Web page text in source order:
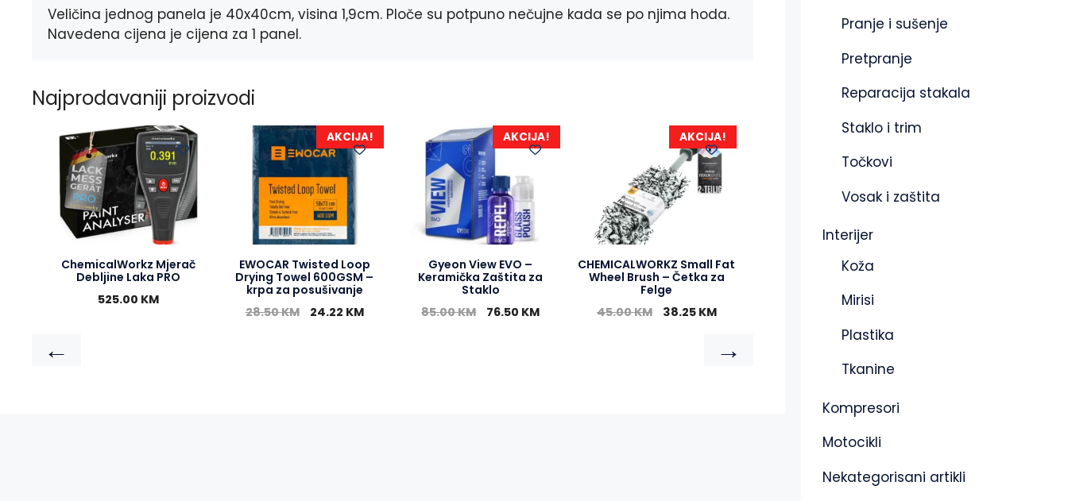
Veličina jednog panela je 40x40cm, visina 1,9cm. Ploče su potpuno nečujne kada se po njima hoda.
Navedena cijena je cijena za 1 panel.
Najprodavaniji proizvodi
ChemicalWorkz Mjerač
Debljine Laka PRO
525.00 KM
AKCIJA!
EWOCAR Twisted Loop
Drying Towel 600GSM –
krpa za posušivanje
28.50KM 24.22 KM
AKCIJA!
Gyeon View EVO –
Keramička Zaštita za
Staklo
85.00KM 76.50 KM
AKCIJA!
CHEMICALWORKZ Small Fat
Wheel Brush – Četka za
Felge
45.00KM 38.25 KM
← →
Pranje i sušenje
Pretpranje
Reparacija stakala
Staklo i trim
Točkovi
Vosak i zaštita
Interijer
Koža
Mirisi
Plastika
Tkanine
Kompresori
Motocikli
Nekategorisani artikli